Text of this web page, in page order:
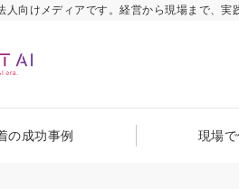
向けメディアです。経営から現場まで、実
の成功事例 現場